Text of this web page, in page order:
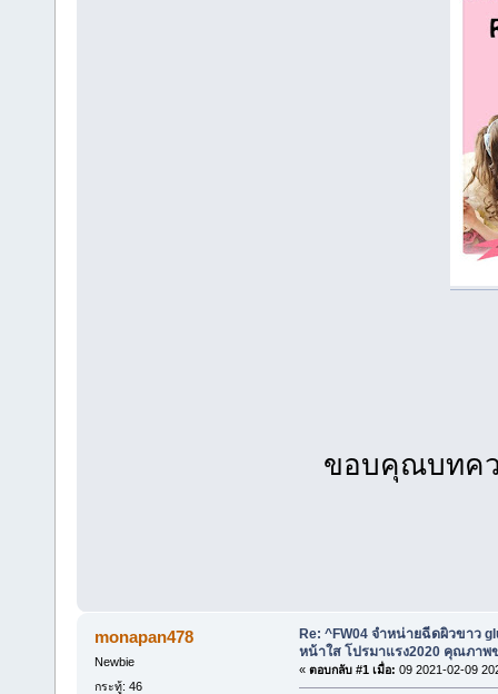
ขอบคุณบทค
monapan478
Newbie
กระทู้: 46
Re: ^FW04 จำหน่ายฉีดผิวขาว
หน้าใส โปรมาแรง2020 คุณภาพ
« ตอบกลับ #1 เมื่อ: 09 2021-02-09